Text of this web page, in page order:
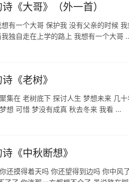
《大哥》（外一首）
有一个大哥 保护我 没有父亲的时候
独自走在上学的路上 我想有一个大哥
《老树》
集在 老树底下 探讨人生 梦想未来 几
想 可惜 梦没有成真 秋去冬来 我看 ...
《中秋断想》
还摸得着天吗 你还望得到边吗 你中